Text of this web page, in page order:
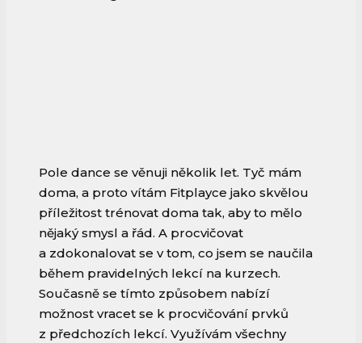
Pole dance se věnuji několik let. Tyč mám
doma, a proto vítám Fitplayce jako skvělou
příležitost trénovat doma tak, aby to mělo
nějaký smysl a řád. A procvičovat
a zdokonalovat se v tom, co jsem se naučila
během pravidelných lekcí na kurzech.
Současně se tímto způsobem nabízí
možnost vracet se k procvičování prvků
z předchozích lekcí. Využívám všechny